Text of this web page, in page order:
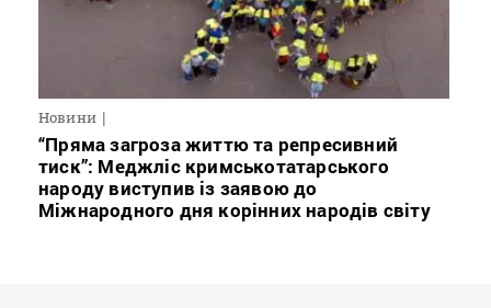
Новини
“Пряма загроза життю та репресивний
тиск”: Меджліс кримськотатарського
народу виступив із заявою до
Міжнародного дня корінних народів світу